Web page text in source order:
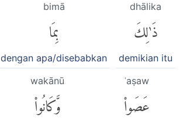
dhālika
ذَٰلِكَ
demikian itu
bimā
بِمَا
dengan apa/disebabkan
ʿaṣaw
عَصَوا۟
wakānū
وَّكَانُوا۟